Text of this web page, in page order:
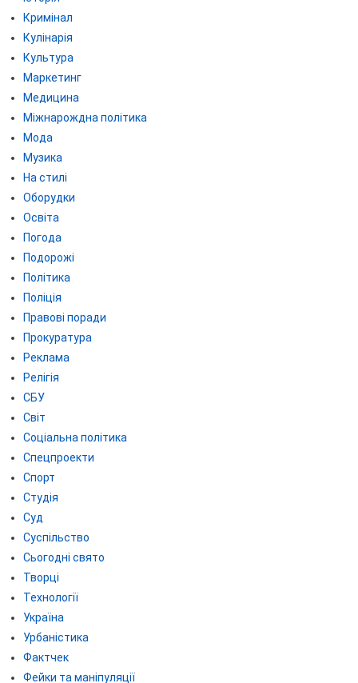
Кримінал
Кулінарія
Культура
Маркетинг
Медицина
Міжнарождна політика
Мода
Музика
На стилі
Оборудки
Освіта
Погода
Подорожі
Політика
Поліція
Правові поради
Прокуратура
Реклама
Релігія
СБУ
Світ
Соціальна політика
Спецпроекти
Спорт
Студія
Суд
Суспільство
Сьогодні свято
Творці
Технології
Україна
Урбаністика
Фактчек
Фейки та маніпуляції